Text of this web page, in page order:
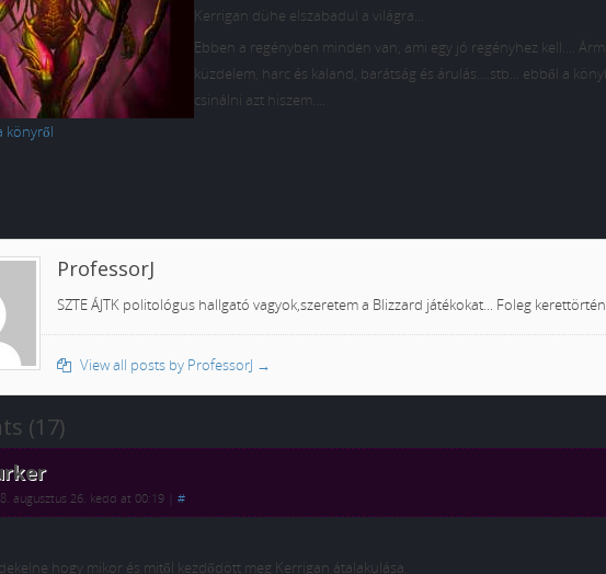
Kerrigan dühe elszabadul a világra…
Ebben a regényben minden van, ami egy jó regényhez kell….
küzdelem, harc és kaland, barátság és árulás….stb… ebből a
csinálni azt hiszem….
könyről
ProfessorJ
SZTE ÁJTK politológus hallgató vagyok,szeretem a Blizzard játékokat... Foleg
View all posts by ProfessorJ →
(17)
augusztus 26. kedd at 00:19 #
hogy mikor és mitől kezdődött meg Kerrigan átalakulása.